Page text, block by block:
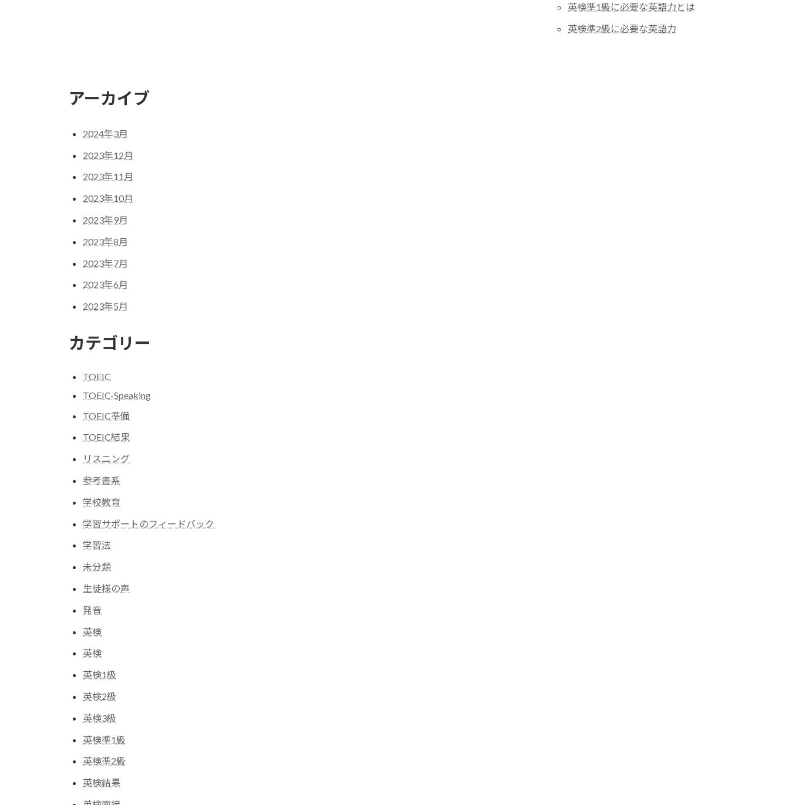
英検準1級に必要な英語力とは
英検準2級に必要な英語力
アーカイブ
2024年3月
2023年12月
2023年11月
2023年10月
2023年9月
2023年8月
2023年7月
2023年6月
2023年5月
カテゴリー
TOEIC
TOEIC-Speaking
TOEIC準備
TOEIC結果
リスニング
参考書系
学校教育
学習サポートのフィードバック
学習法
未分類
生徒様の声
発音
英検
英検
英検1級
英検2級
英検3級
英検準1級
英検準2級
英検結果